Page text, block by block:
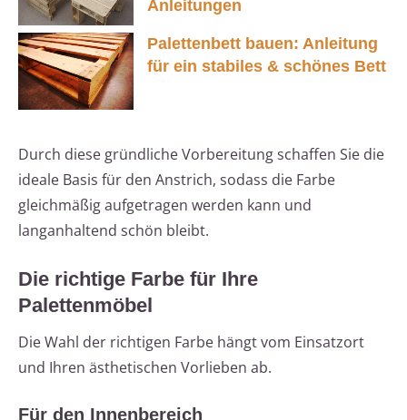
Anleitungen
Palettenbett bauen: Anleitung
für ein stabiles & schönes Bett
Durch diese gründliche Vorbereitung schaffen Sie die
ideale Basis für den Anstrich, sodass die Farbe
gleichmäßig aufgetragen werden kann und
langanhaltend schön bleibt.
Die richtige Farbe für Ihre
Palettenmöbel
Die Wahl der richtigen Farbe hängt vom Einsatzort
und Ihren ästhetischen Vorlieben ab.
Für den Innenbereich